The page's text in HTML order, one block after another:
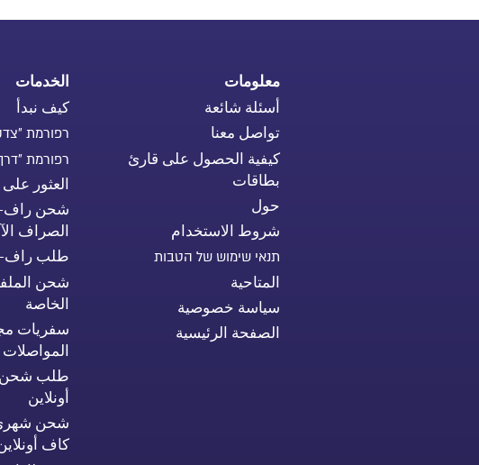
معلومات
أسئلة شائعة
تواصل معنا
كيفية الحصول على قارئ
بطاقات
حول
شروط الاستخدام
תנאי שימוש של הטבות
المتاحية
سياسة خصوصية
الصفحة الرئيسية
الخدمات
كيف نبدأ
רפורמת
רפורמת
العثور
شحن راف-
الصراف
طلب راف-
شحن
الخاصة
سفريات
المواصلات
طلب شحن
أونلاين
شحن
كاف